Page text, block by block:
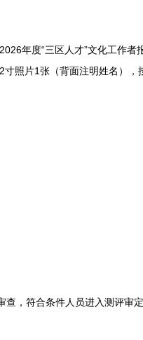
年度“三区人才”文化工作者
照片1张（背面注明姓名）
，符合条件人员进入测评审定